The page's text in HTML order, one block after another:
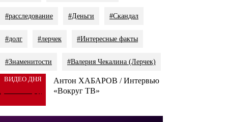
#расследование #Деньги #Скандал
#долг #лерчек #Интересные факты
#Знаменитости #Валерия Чекалина (Лерчек)
ВИДЕО ДНЯ
Антон ХАБАРОВ / Интервью
«Вокруг ТВ»